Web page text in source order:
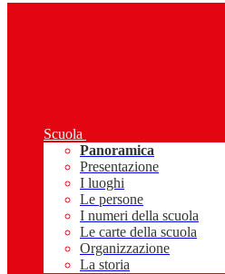
Scuola
Panoramica
Presentazione
I luoghi
Le persone
I numeri della scuola
Le carte della scuola
Organizzazione
La storia